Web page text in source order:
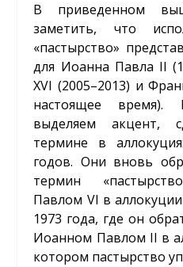
В приведенном
заметить, что
«пастырство»
для Иоанна Павла II
XVI (2005–2013) и
настоящее
выделяем акцент,
термине в
годов. Они вновь
термин
Павлом VI в
1973 года, где он
Иоанном Павлом II в
котором пастырство